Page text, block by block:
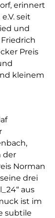
erinnert
seit
und
Preis
kleinem
der
Norman
drei
aus
ist im
subtile